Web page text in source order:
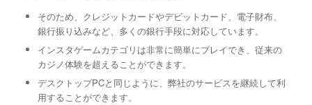
そのため、クレジットカードやデビットカード、電子財布、
銀行振り込みなど、多くの銀行手段に対応しています。
インスタゲームカテゴリは非常に簡単にプレイでき、従来の
カジノ体験を超えることができます。
デスクトップPCと同じように、弊社のサービスを継続して利
用することができます。